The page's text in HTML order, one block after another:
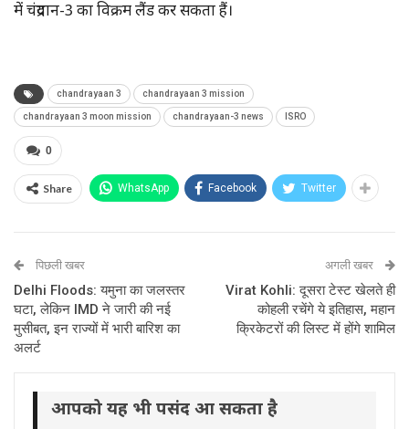
में चंद्रयान-3 का विक्रम लैंड कर सकता हैं।
chandrayaan 3 chandrayaan 3 mission
chandrayaan 3 moon mission chandrayaan-3 news ISRO
0
Share WhatsApp Facebook Twitter
पिछली खबर
Delhi Floods: यमुना का जलस्तर
घटा, लेकिन IMD ने जारी की नई
मुसीबत, इन राज्यों में भारी बारिश का
अलर्ट
अगली खबर
Virat Kohli: दूसरा टेस्ट खेलते ही
कोहली रचेंगे ये इतिहास, महान
क्रिकेटरों की लिस्ट में होंगे शामिल
आपको यह भी पसंद आ सकता है